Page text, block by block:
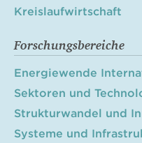
Kreislaufwirtschaft
Forschungsbereiche
Energiewende
Sektoren und
Strukturwandel und
Systeme und